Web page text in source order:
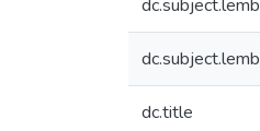
dc.subject.lemb
dc.subject.lemb
dc.title